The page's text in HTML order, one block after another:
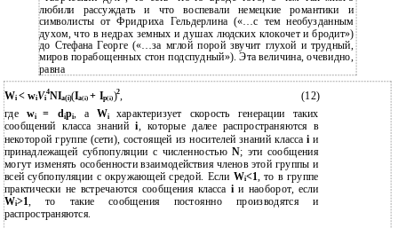
любили рассуждать и что воспевали немецкие романтики и
символисты от Фридриха Гельдерлина («…с тем необузданным
духом, что в недрах земных и душах людских клокочет и бродит»)
до Стефана Георге («…за мглой порой звучит глухой и трудный,
миров порабощенных стон подспудный»). Эта величина, очевидно,
равна
Wi < wiVi
4NIa(i)(Ia(i)+ Ip(i))2,
(12)
где wi= dipi, аWi характеризует скорость генерации таких
сообщений класса знанийi, которые далее распространяются в
некоторой группе (сети), состоящей из носителей знаний класса iи
принадлежащей субпопуляции с численностьюN; эти сообщения
могут изменять особенности взаимодействия членов этой группы и
всей субпопуляции с окружающей средой. Если Wi<1, то в группе
практически не встречаются сообщения класса iи наоборот, если
Wi>1, то такие сообщения постоянно производятся и
распространяются.